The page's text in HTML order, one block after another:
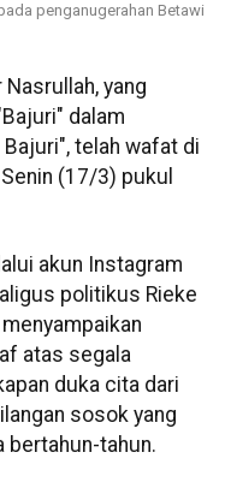
penganugerahan Betawi
yang
dalam
telah wafat di
(17/3) pukul
akun Instagram
politikus Rieke
atas segala
duka cita dari
sosok yang
bertahun-tahun.